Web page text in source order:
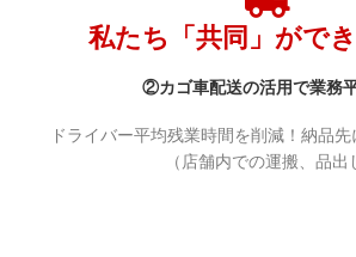
②カゴ車配送の活用で業務
ドライバー平均残業時間を削減！納品
（店舗内での運搬、品出